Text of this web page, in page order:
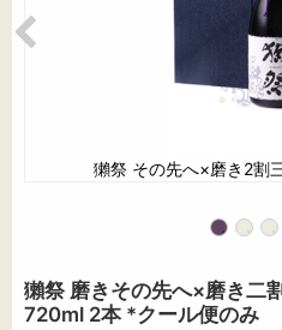
獺祭 その先へ×磨き2割
獺祭 磨きその先へ×磨き二
720ml 2本 *クール便のみ